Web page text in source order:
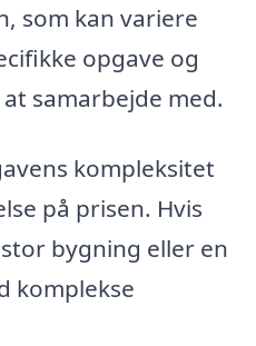
som kan variere
opgave og
samarbejde med.
kompleksitet
på prisen. Hvis
bygning eller en
komplekse